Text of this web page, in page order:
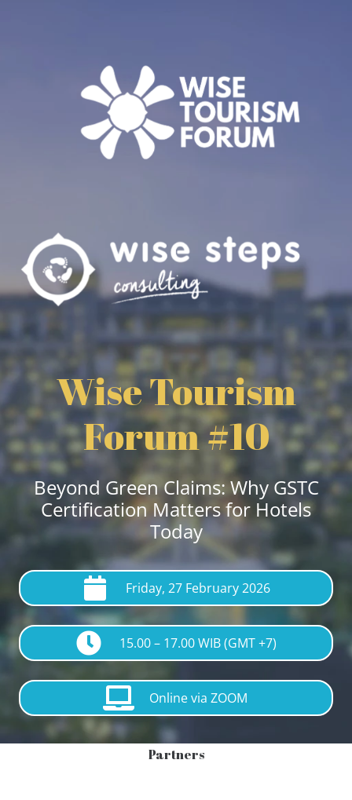
Wise Tourism
Forum #10
Beyond Green Claims: Why GSTC
Certification Matters for Hotels
Today
Friday, 27 February 2026
15.00 – 17.00 WIB (GMT +7)
Online via ZOOM
Partners